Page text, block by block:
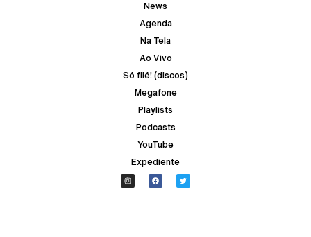
News
Agenda
Na Tela
Ao Vivo
Só filé! (discos)
Megafone
Playlists
Podcasts
YouTube
Expediente